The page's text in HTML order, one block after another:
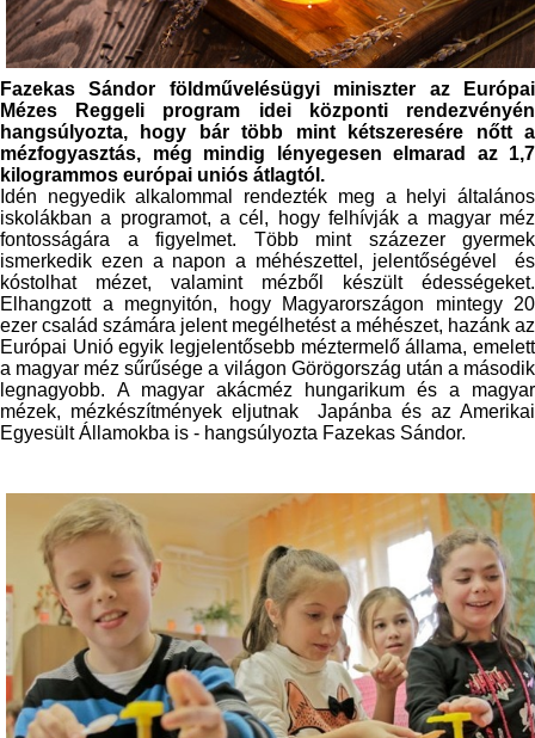
Fazekas Sándor földművelésügyi miniszter az Európai
Mézes Reggeli program idei központi rendezvényén
hangsúlyozta, hogy bár több mint kétszeresére nőtt a
mézfogyasztás, még mindig lényegesen elmarad az 1,7
kilogrammos európai uniós átlagtól.
Idén negyedik alkalommal rendezték meg a helyi általános
iskolákban a programot, a cél, hogy felhívják a magyar méz
fontosságára a figyelmet. Több mint százezer gyermek
ismerkedik ezen a napon a méhészettel, jelentőségével és
kóstolhat mézet, valamint mézből készült édességeket.
Elhangzott a megnyitón, hogy Magyarországon mintegy 20
ezer család számára jelent megélhetést a méhészet, hazánk az
Európai Unió egyik legjelentősebb méztermelő állama, emelett
a magyar méz sűrűsége a világon Görögország után a második
legnagyobb. A magyar akácméz
hungarikum és a magyar
mézek, mézkészítmények eljutnak Japánba és az Amerikai
Egyesült Államokba is - hangsúlyozta Fazekas Sándor.